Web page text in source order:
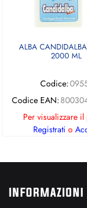
ALBA
2000 ML
Codice:
Codice EAN:
Per visualizzare il
Registrati o
INFORMAZIONI